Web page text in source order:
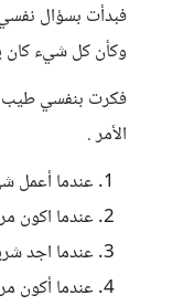
فبدأت بسؤال
وكأن كل شيء كان
فكرت بنفسي طيب
الأمر .
عندما أعمل
عندما اكون
عندما اجد
عندما أكون